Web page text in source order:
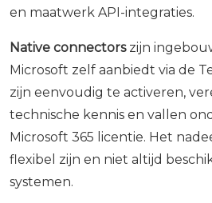
en maatwerk API-integraties.
Native connectorszijn
Microsoft zelf aanbiedt via de
zijn eenvoudig te activeren,
technische kennis en vallen
Microsoft 365 licentie. Het
flexibel zijn en niet altijd
systemen.